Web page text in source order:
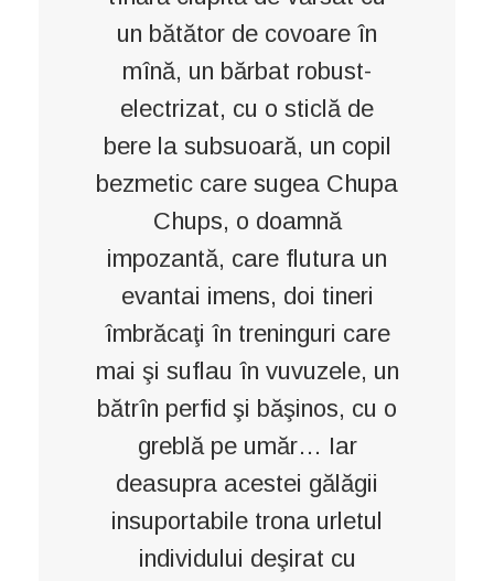
un bătător de covoare în
mînă, un bărbat robust-
electrizat, cu o sticlă de
bere la subsuoară, un copil
bezmetic care sugea Chupa
Chups, o doamnă
impozantă, care flutura un
evantai imens, doi tineri
îmbrăcaţi în treninguri care
mai şi suflau în vuvuzele, un
bătrîn perfid şi băşinos, cu o
greblă pe umăr… Iar
deasupra acestei gălăgii
insuportabile trona urletul
individului deşirat cu